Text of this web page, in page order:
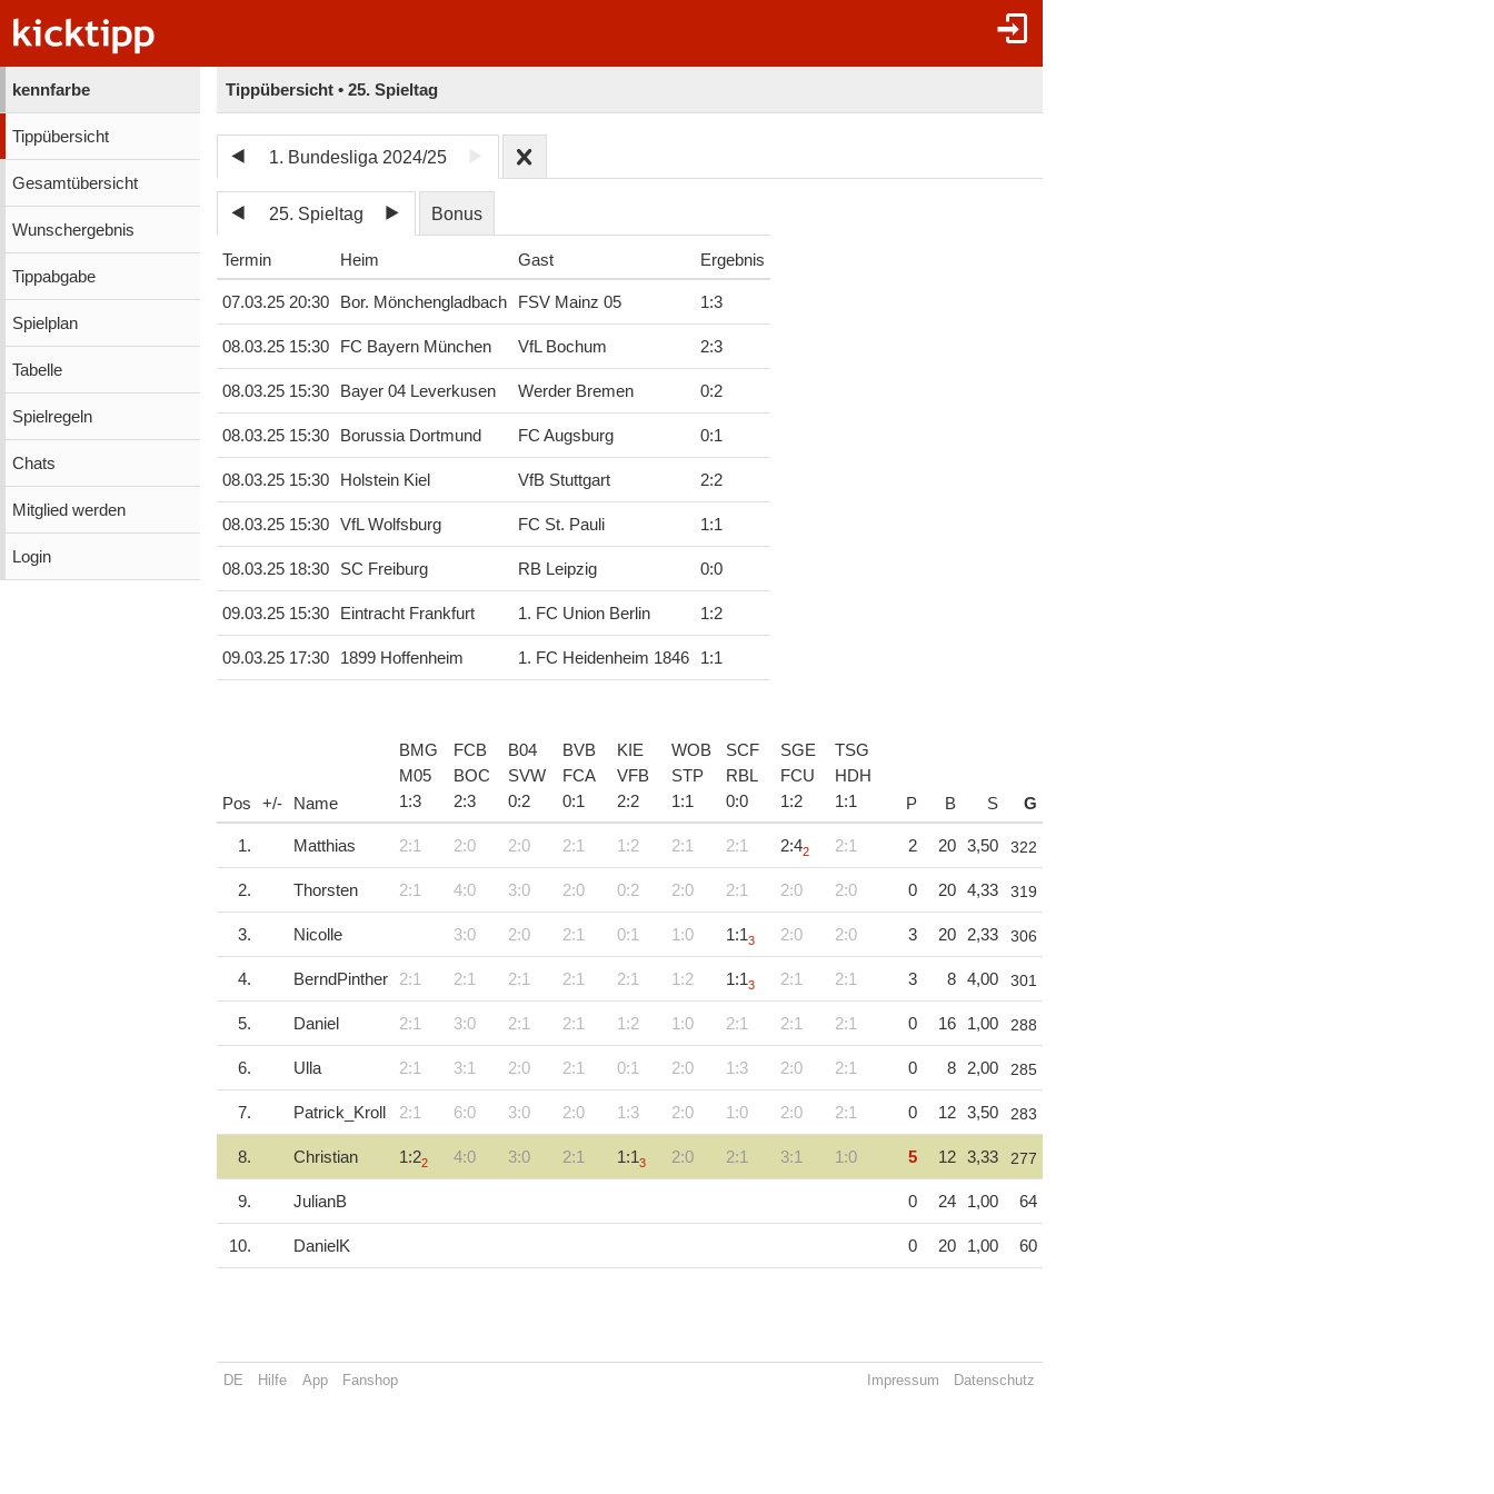
kennfarbe
Tippübersicht
Gesamtübersicht
Wunschergebnis
Tippabgabe
Spielplan
Tabelle
Spielregeln
Chats
Mitglied werden
Login
Tippübersicht • 25. Spieltag
1. Bundesliga 2024/25
25. Spieltag Bonus
Termin Heim Gast Ergebnis
07.03.25 20:30 Bor. Mönchengladbach FSV Mainz 05 1:3
08.03.25 15:30 FC Bayern München VfL Bochum 2:3
08.03.25 15:30 Bayer 04 Leverkusen Werder Bremen 0:2
08.03.25 15:30 Borussia Dortmund FC Augsburg 0:1
08.03.25 15:30 Holstein Kiel VfB Stuttgart 2:2
08.03.25 15:30 VfL Wolfsburg FC St. Pauli 1:1
08.03.25 18:30 SC Freiburg RB Leipzig 0:0
09.03.25 15:30 Eintracht Frankfurt 1. FC Union Berlin 1:2
09.03.25 17:30 1899 Hoffenheim 1. FC Heidenheim 1846 1:1
Pos +/- Name
BMG
M05
1:3
FCB
BOC
2:3
B04
SVW
0:2
BVB
FCA
0:1
KIE
VFB
2:2
WOB
STP
1:1
SCF
RBL
0:0
SGE
FCU
1:2
TSG
HDH
1:1 P B S G
1. Matthias 2:1 2:0 2:0 2:1 1:2 2:1 2:1 2:42 2:1 2 20 3,50 322
2. Thorsten 2:1 4:0 3:0 2:0 0:2 2:0 2:1 2:0 2:0 0 20 4,33 319
3. Nicolle 3:0 2:0 2:1 0:1 1:0 1:13 2:0 2:0 3 20 2,33 306
4. BerndPinther 2:1 2:1 2:1 2:1 2:1 1:2 1:13 2:1 2:1 3 8 4,00 301
5. Daniel 2:1 3:0 2:1 2:1 1:2 1:0 2:1 2:1 2:1 0 16 1,00 288
6. Ulla 2:1 3:1 2:0 2:1 0:1 2:0 1:3 2:0 2:1 0 8 2,00 285
7. Patrick_Kroll 2:1 6:0 3:0 2:0 1:3 2:0 1:0 2:0 2:1 0 12 3,50 283
8. Christian 1:22 4:0 3:0 2:1 1:13 2:0 2:1 3:1 1:0 5 12 3,33 277
9. JulianB 0 24 1,00 64
10. DanielK 0 20 1,00 60
DE Hilfe App Fanshop Impressum Datenschutz